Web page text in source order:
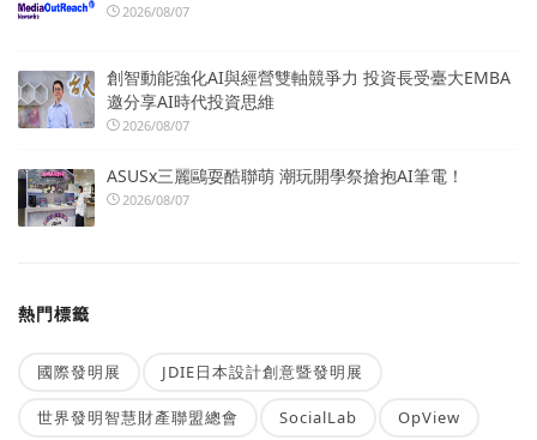
2026/08/07
創智動能強化AI與經營雙軸競爭力 投資長受臺大EMBA
邀分享AI時代投資思維
2026/08/07
ASUSx三麗鷗耍酷聯萌 潮玩開學祭搶抱AI筆電！
2026/08/07
熱門標籤
國際發明展 JDIE日本設計創意暨發明展
世界發明智慧財產聯盟總會 SocialLab OpView